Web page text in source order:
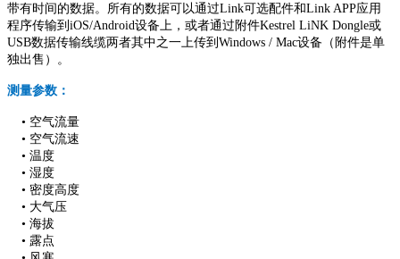
带有时间的数据。所有的数据可以通过Link可选配件和Link APP应用
程序传输到iOS/Android设备上，或者通过附件Kestrel LiNK Dongle或
USB数据传输线缆两者其中之一上传到Windows / Mac设备（附件是单
独出售）。
测量参数：
• 空气流量
• 空气流速
• 温度
• 湿度
• 密度高度
• 大气压
• 海拔
• 露点